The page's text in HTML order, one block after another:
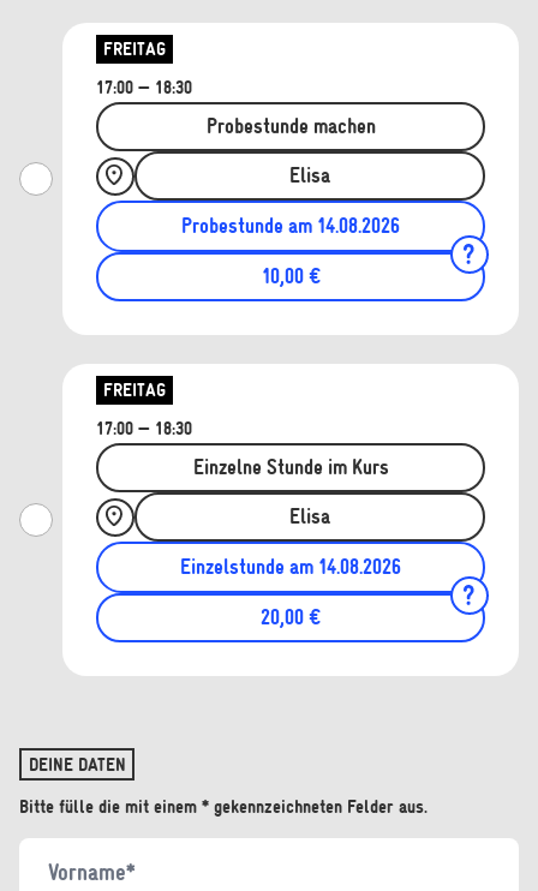
FREITAG
17:00 — 18:30
Probestunde machen
Elisa
Probestunde am 14.08.2026
10,00 €
FREITAG
17:00 — 18:30
Einzelne Stunde im Kurs
Elisa
Einzelstunde am 14.08.2026
20,00 €
DEINE DATEN
Bitte fülle die mit einem * gekennzeichneten Felder aus.